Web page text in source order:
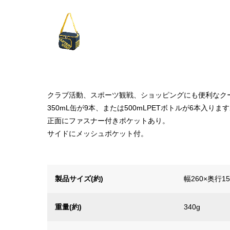
クラブ活動、スポーツ観戦、ショッピングにも便利なク
350mL缶が9本、または500mLPETボトルが6本入ります
正面にファスナー付きポケットあり。
サイドにメッシュポケット付。
製品サイズ(約) 幅260×奥行
重量(約) 340g